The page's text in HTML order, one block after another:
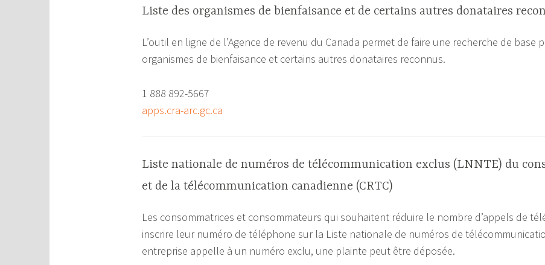
Liste des organismes de bienfaisance et de certains autres donataires
L’outil en ligne de l’Agence de revenu du Canada permet de faire une recherche de base
organismes de bienfaisance et certains autres donataires reconnus.
1 888 892-5667
apps.cra-arc.gc.ca
Liste nationale de numéros de télécommunication exclus (LNNTE) du
et de la télécommunication canadienne (CRTC)
Les consommatrices et consommateurs qui souhaitent réduire le nombre d’appels de
inscrire leur numéro de téléphone sur la Liste nationale de numéros de
entreprise appelle à un numéro exclu, une plainte peut être déposée.